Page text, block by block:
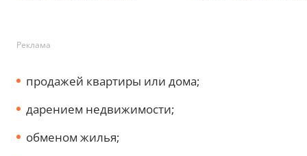
Реклама
продажей квартиры или дома;
дарением недвижимости;
обменом жилья;